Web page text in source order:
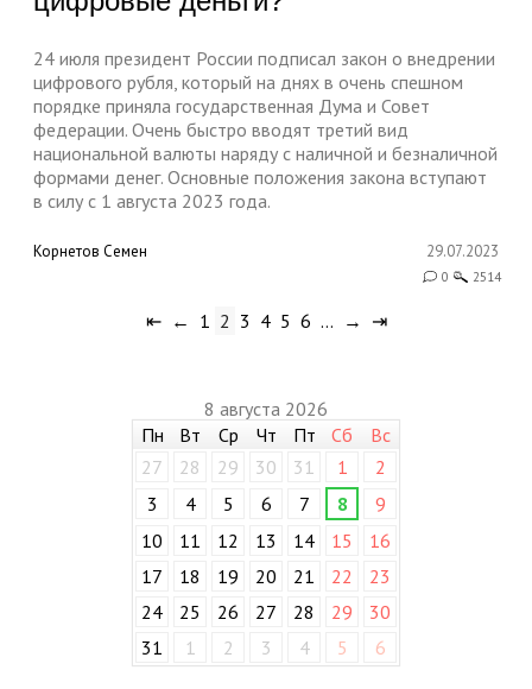
24 июля президент России подписал закон о внедрении
цифрового рубля, который на днях в очень спешном
порядке приняла государственная Дума и Совет
федерации. Очень быстро вводят третий вид
национальной валюты наряду с наличной и безналичной
формами денег. Основные положения закона вступают
в силу с 1 августа 2023 года.
Корнетов Семен 29.07.2023
0 2514
⇤ ← 1 2 3 4 5 6 … → ⇥
8 августа 2026
Пн
Вт Ср Чт Пт Сб
Вс
27
28 29 30 31 1
2
3
4 5 6 7 8
9
10
11 12 13 14 15
16
17
18 19 20 21 22
23
24
25 26 27 28 29
30
31
1 2 3 4 5 6